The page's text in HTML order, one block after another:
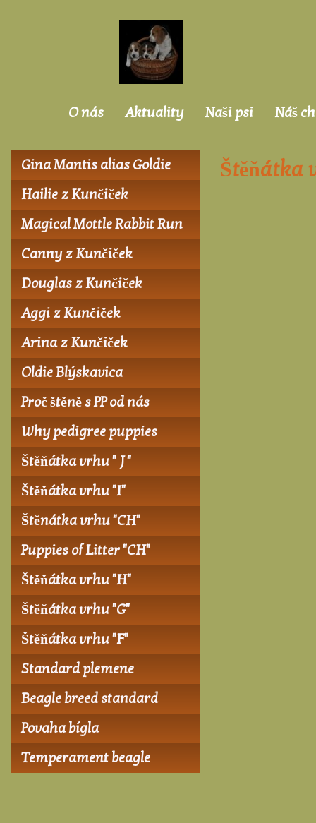
Štěňátka
Gina Mantis alias Goldie
Hailie z Kunčiček
Magical Mottle Rabbit Run
Canny z Kunčiček
Douglas z Kunčiček
Aggi z Kunčiček
Arina z Kunčiček
Oldie Blýskavica
Proč štěně s PP od nás
Why pedigree puppies
Štěňátka vrhu " J "
Štěňátka vrhu "I"
Štěnátka vrhu "CH"
Puppies of Litter "CH"
Štěňátka vrhu "H"
Štěňátka vrhu "G"
Štěňátka vrhu "F"
Standard plemene
Beagle breed standard
Povaha bígla
Temperament beagle
O nás Aktuality Naši psi Náš